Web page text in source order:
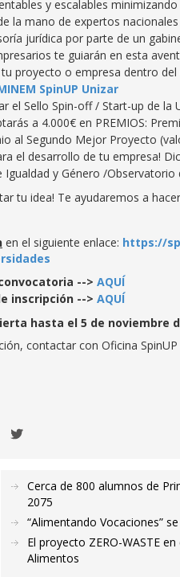
y escalables
la mano de expertos
jurídica por parte de un
te guiarán en esta
proyecto o empresa dentro
SpinUP Unizar
el Sello Spin-off / Start-up de
a 4.000€ en PREMIOS:
al Segundo Mejor Proyecto
el desarrollo de tu empresa!
Igualdad y Género /Observatorio
tu idea! Te ayudaremos a
en el siguiente enlace: https://
--> AQUÍ
inscripción --> AQUÍ
hasta el 5 de noviembre
contactar con Oficina
Cerca de 800 alumnos de
2075
“Alimentando Vocaciones”
El proyecto ZERO-WASTE
Alimentos